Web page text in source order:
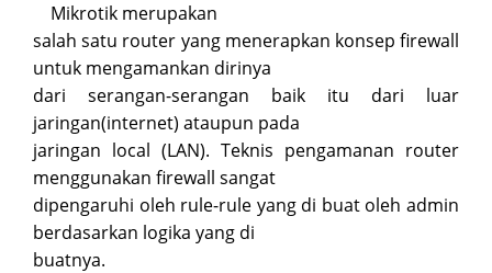
Mikrotik merupakan
salah satu router yang menerapkan konsep firewall
untuk mengamankan dirinya
dari serangan-serangan baik itu dari luar
jaringan(internet) ataupun pada
jaringan local (LAN). Teknis pengamanan router
menggunakan firewall sangat
dipengaruhi oleh rule-rule yang di buat oleh admin
berdasarkan logika yang di
buatnya.